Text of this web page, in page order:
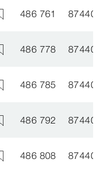
486 761
486 778
486 785
486 792
486 808